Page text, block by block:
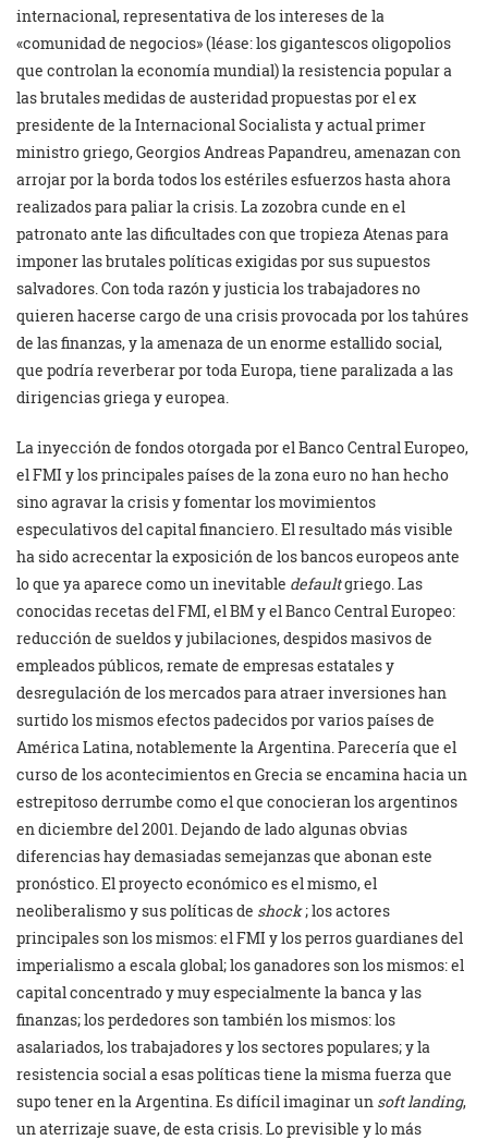
internacional, representativa de los intereses de la
«comunidad de negocios» (léase: los gigantescos oligopolios
que controlan la economía mundial) la resistencia popular a
las brutales medidas de austeridad propuestas por el ex
presidente de la Internacional Socialista y actual primer
ministro griego, Georgios Andreas Papandreu, amenazan con
arrojar por la borda todos los estériles esfuerzos hasta ahora
realizados para paliar la crisis. La zozobra cunde en el
patronato ante las dificultades con que tropieza Atenas para
imponer las brutales políticas exigidas por sus supuestos
salvadores. Con toda razón y justicia los trabajadores no
quieren hacerse cargo de una crisis provocada por los tahúres
de las finanzas, y la amenaza de un enorme estallido social,
que podría reverberar por toda Europa, tiene paralizada a las
dirigencias griega y europea.
La inyección de fondos otorgada por el Banco Central Europeo,
el FMI y los principales países de la zona euro no han hecho
sino agravar la crisis y fomentar los movimientos
especulativos del capital financiero. El resultado más visible
ha sido acrecentar la exposición de los bancos europeos ante
lo que ya aparece como un inevitable defaultgriego. Las
conocidas recetas del FMI, el BM y el Banco Central Europeo:
reducción de sueldos y jubilaciones, despidos masivos de
empleados públicos, remate de empresas estatales y
desregulación de los mercados para atraer inversiones han
surtido los mismos efectos padecidos por varios países de
América Latina, notablemente la Argentina. Parecería que el
curso de los acontecimientos en Grecia se encamina hacia un
estrepitoso derrumbe como el que conocieran los argentinos
en diciembre del 2001. Dejando de lado algunas obvias
diferencias hay demasiadas semejanzas que abonan este
pronóstico. El proyecto económico es el mismo, el
neoliberalismo y sus políticas de shock; los actores
principales son los mismos: el FMI y los perros guardianes del
imperialismo a escala global; los ganadores son los mismos: el
capital concentrado y muy especialmente la banca y las
finanzas; los perdedores son también los mismos: los
asalariados, los trabajadores y los sectores populares; y la
resistencia social a esas políticas tiene la misma fuerza que
supo tener en la Argentina. Es difícil imaginar un soft landing,
un aterrizaje suave, de esta crisis. Lo previsible y lo más